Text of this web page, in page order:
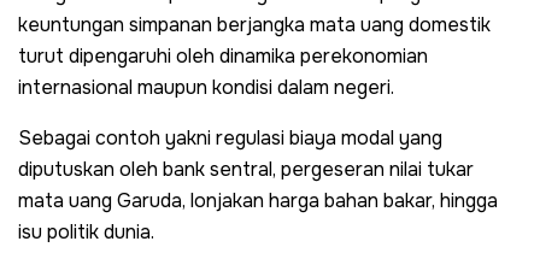
keuntungan simpanan berjangka mata uang domestik
turut dipengaruhi oleh dinamika perekonomian
internasional maupun kondisi dalam negeri.
Sebagai contoh yakni regulasi biaya modal yang
diputuskan oleh bank sentral, pergeseran nilai tukar
mata uang Garuda, lonjakan harga bahan bakar, hingga
isu politik dunia.